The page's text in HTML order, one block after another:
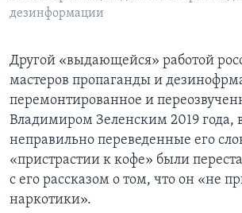
дезинформации
Другой «выдающейся» работой
мастеров пропаганды и
перемонтированное и
Владимиром Зеленским 2019 года,
неправильно переведенные его
«пристрастии к кофе» были
с его рассказом о том, что он «не
наркотики».